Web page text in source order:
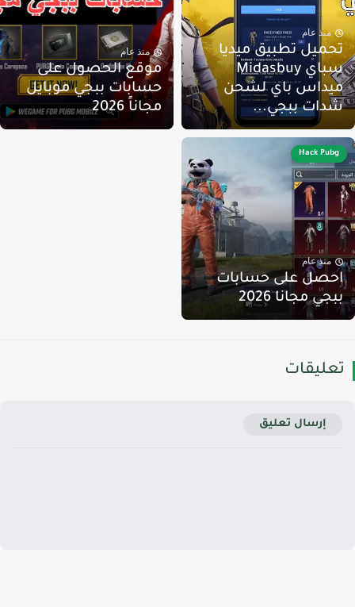
منذ عام
تطبيق ميديا
سباي Midasbuy
باي لشحن
ببجي...
منذ عام
موقع الحصول على
حسابات ببجي موبايل
مجاناً 2026
Hack Pubg
منذ عام
على حسابات
مجانا 2026
إرسال تعليق